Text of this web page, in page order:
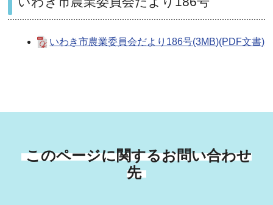
いわき市農業委員会だより186号(3MB)(PDF文書)
このページに関するお問い合わせ
先